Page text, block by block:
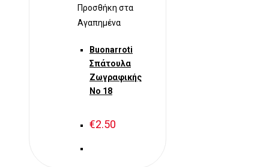
Προσθήκη στα
Αγαπημένα
Buonarroti
Σπάτουλα
Ζωγραφικής
Νο 18
€2.50